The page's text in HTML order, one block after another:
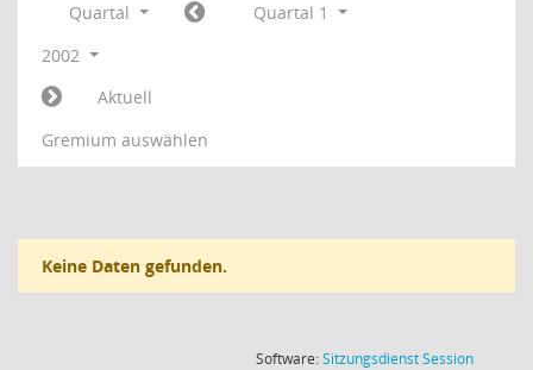
Quartal
Quartal 1
2002
Aktuell
Gremium auswählen
Keine Daten gefunden.
Software:SitzungsdienstSession(Wird in